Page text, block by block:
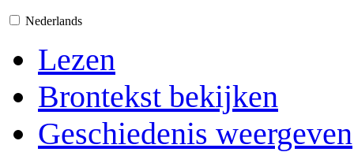
Nederlands
Lezen
Brontekst bekijken
Geschiedenis weergeven